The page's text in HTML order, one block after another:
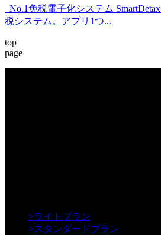
No.1免税電子化システム
税システム。アプリ1つ...
top
page
>ライトプラン
>スタンダードプラン